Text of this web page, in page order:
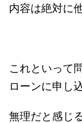
内容は絶対に
これといって
ローンに申し
無理だと感じ